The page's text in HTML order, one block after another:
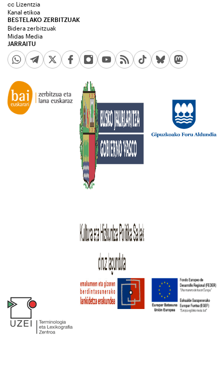
JARRAITU
cc Lizentzia
Kanal etikoa
BESTELAKO ZERBITZUAK
Bidera zerbitzuak
Midas Media